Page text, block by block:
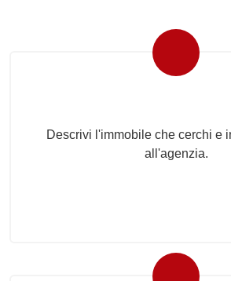
Descrivi l'immobile che cerchi e
all'agenzia.